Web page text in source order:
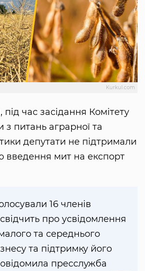
Kurkul.com
час засідання Комітету
з питань аграрної та
депутати не підтримали
введення мит на експорт
16 членів
про усвідомлення
та середнього
та підтримку його
пресслужба